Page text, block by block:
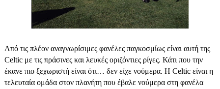
Aπό τις πλέον αναγνωρίσιμες φανέλες παγκοσμίως είναι αυτή της
Celtic με τις πράσινες και λευκές οριζόντιες ρίγες. Κάτι που την
έκανε πιο ξεχωριστή είναι ότι… δεν είχε νούμερα. Η Celtic είναι η
τελευταία ομάδα στον πλανήτη που έβαλε νούμερα στη φανέλα